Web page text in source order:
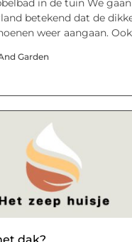
in de tuin We
betekend dat de
weer aangaan.
Garden